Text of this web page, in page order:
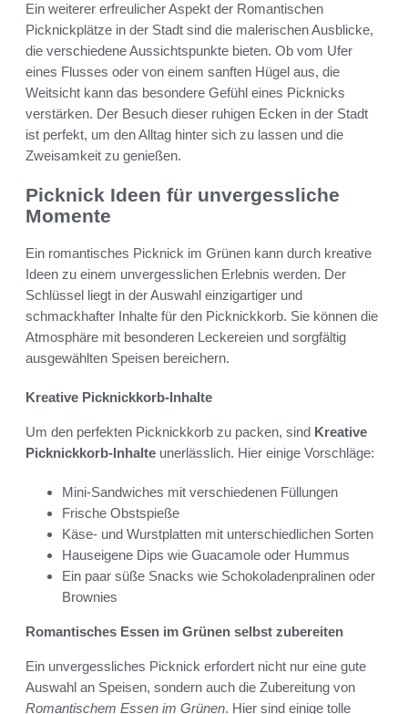
Ein weiterer erfreulicher Aspekt der Romantischen
Picknickplätze in der Stadt sind die malerischen Ausblicke,
die verschiedene Aussichtspunkte bieten. Ob vom Ufer
eines Flusses oder von einem sanften Hügel aus, die
Weitsicht kann das besondere Gefühl eines Picknicks
verstärken. Der Besuch dieser ruhigen Ecken in der Stadt
ist perfekt, um den Alltag hinter sich zu lassen und die
Zweisamkeit zu genießen.
Picknick Ideen für unvergessliche
Momente
Ein romantisches Picknick im Grünen kann durch kreative
Ideen zu einem unvergesslichen Erlebnis werden. Der
Schlüssel liegt in der Auswahl einzigartiger und
schmackhafter Inhalte für den Picknickkorb. Sie können die
Atmosphäre mit besonderen Leckereien und sorgfältig
ausgewählten Speisen bereichern.
Kreative Picknickkorb-Inhalte
Um den perfekten Picknickkorb zu packen, sind Kreative
Picknickkorb-Inhalte unerlässlich. Hier einige Vorschläge:
Mini-Sandwiches mit verschiedenen Füllungen
Frische Obstspieße
Käse- und Wurstplatten mit unterschiedlichen Sorten
Hauseigene Dips wie Guacamole oder Hummus
Ein paar süße Snacks wie Schokoladenpralinen oder
Brownies
Romantisches Essen im Grünen selbst zubereiten
Ein unvergessliches Picknick erfordert nicht nur eine gute
Auswahl an Speisen, sondern auch die Zubereitung von
Romantischem Essen im Grünen. Hier sind einige tolle